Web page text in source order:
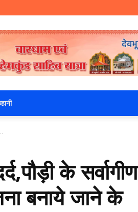
के सर्वागीण
बनाये जाने के